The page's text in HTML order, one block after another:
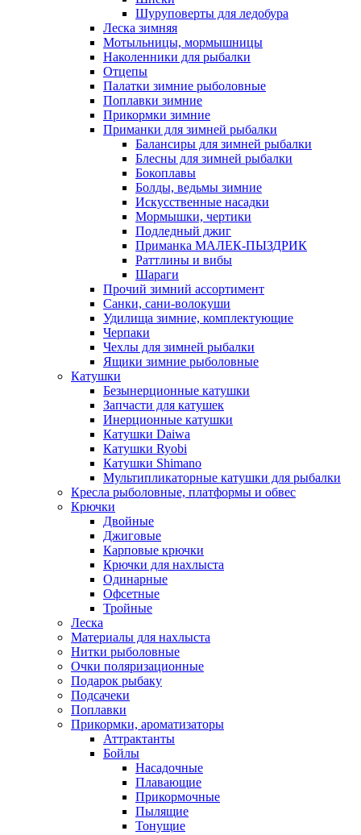
Шуруповерты для ледобура
Леска зимняя
Мотыльницы, мормышницы
Наколенники для рыбалки
Отцепы
Палатки зимние рыболовные
Поплавки зимние
Прикормки зимние
Приманки для зимней рыбалки
Балансиры для зимней рыбалки
Блесны для зимней рыбалки
Бокоплавы
Болды, ведьмы зимние
Искусственные насадки
Мормышки, чертики
Подледный джиг
Приманка МАЛЕК-ПЫЗДРИК
Раттлины и вибы
Шараги
Прочий зимний ассортимент
Санки, сани-волокуши
Удилища зимние, комплектующие
Черпаки
Чехлы для зимней рыбалки
Ящики зимние рыболовные
Катушки
Безынерционные катушки
Запчасти для катушек
Инерционные катушки
Катушки Daiwa
Катушки Ryobi
Катушки Shimano
Мультипликаторные катушки для рыбалки
Кресла рыболовные, платформы и обвес
Крючки
Двойные
Джиговые
Карповые крючки
Крючки для нахлыста
Одинарные
Офсетные
Тройные
Леска
Материалы для нахлыста
Нитки рыболовные
Очки поляризационные
Подарок рыбаку
Подсачеки
Поплавки
Прикормки, ароматизаторы
Аттрактанты
Бойлы
Насадочные
Плавающие
Прикормочные
Пылящие
Тонущие